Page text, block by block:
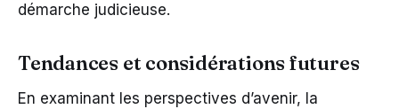
démarche judicieuse.
Tendances et considérations futures
En examinant les perspectives d’avenir, la